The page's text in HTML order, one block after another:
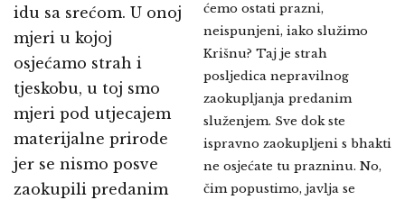
idu sa srećom. U onoj
mjeri u kojoj
osjećamo strah i
tjeskobu, u toj smo
mjeri pod utjecajem
materijalne prirode
jer se nismo posve
zaokupili predanim
ćemo ostati prazni,
neispunjeni, iako služimo
Krišnu? Taj je strah
posljedica nepravilnog
zaokupljanja predanim
služenjem. Sve dok ste
ispravno zaokupljeni s bhakti
ne osjećate tu prazninu. No,
čim popustimo, javlja se